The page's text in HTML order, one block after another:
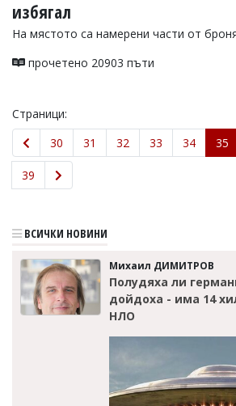
избягал
На мястото са намерени части от
прочетено 20903 пъти
Страници:
30
31 32 33 34 35
39
ВСИЧКИ НОВИНИ
Михаил ДИМИТРОВ
Полудяха ли
дойдоха - има 14
НЛО